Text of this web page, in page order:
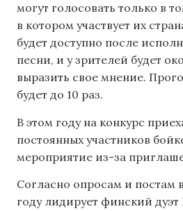
могут голосовать только в
в котором участвует их
будет доступно после
песни, и у зрителей будет
выразить свое мнение.
будет до 10 раз.
В этом году на конкурс
постоянных участников
мероприятие из-за
Согласно опросам и постам
году лидирует финский